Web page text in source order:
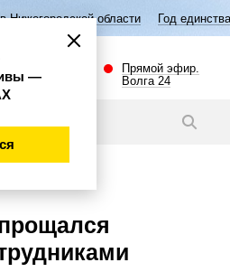
Год единства народов России
Прямой эфир.
Волга 24
—